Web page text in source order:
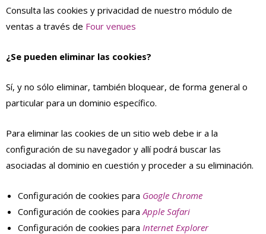
Consulta las cookies y privacidad de nuestro módulo de
ventas a través de Four venues
¿Se pueden eliminar las cookies?
Sí, y no sólo eliminar, también bloquear, de forma general o
particular para un dominio específico.
Para eliminar las cookies de un sitio web debe ir a la
configuración de su navegador y allí podrá buscar las
asociadas al dominio en cuestión y proceder a su eliminación.
Configuración de cookies para Google Chrome
Configuración de cookies paraApple Safari
Configuración de cookies para Internet Explorer